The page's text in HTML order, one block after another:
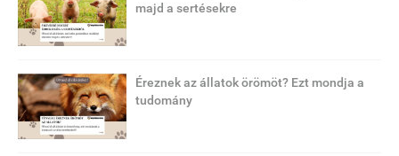
majd a sertésekre
Éreznek az állatok örömöt? Ezt mondja a
tudomány